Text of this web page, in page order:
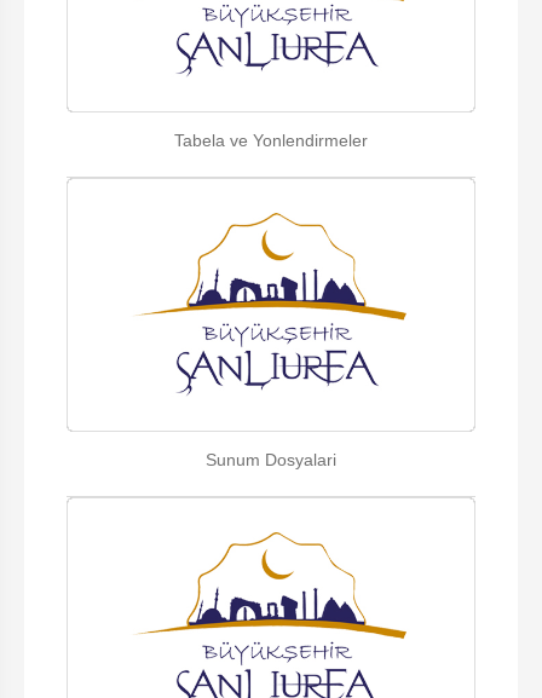
Tabela ve Yonlendirmeler
Sunum Dosyalari